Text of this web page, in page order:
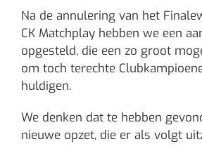
Na de annulering van het
CK Matchplay hebben we een
opgesteld, die een zo groot
om toch terechte
huldigen.
We denken dat te hebben
nieuwe opzet, die er als volgt